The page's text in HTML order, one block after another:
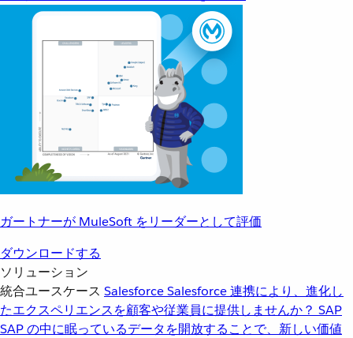
ガートナーが MuleSoft をリーダーとして評価
ダウンロードする
ソリューション
統合ユースケース SalesforceSalesforce 連携により、進化し
たエクスペリエンスを顧客や従業員に提供しませんか？ SAP
SAP の中に眠っているデータを開放することで、新しい価値